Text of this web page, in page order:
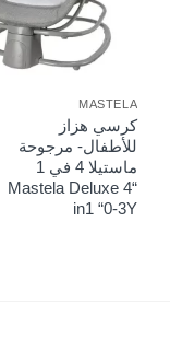
MASTELA
كرسي هزاز
للأطفال- مرجوحة
ماستيلا 4 في 1
“Mastela Deluxe 4
in1 “0-3Y